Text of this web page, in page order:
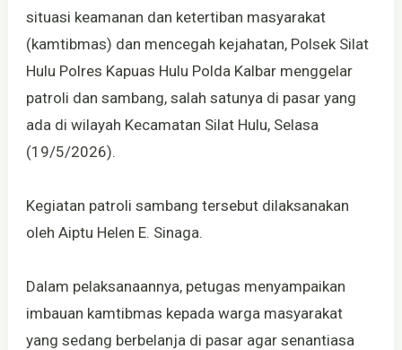
situasi keamanan dan ketertiban masyarakat
(kamtibmas) dan mencegah kejahatan, Polsek Silat
Hulu Polres Kapuas Hulu Polda Kalbar menggelar
patroli dan sambang, salah satunya di pasar yang
ada di wilayah Kecamatan Silat Hulu, Selasa
(19/5/2026).
Kegiatan patroli sambang tersebut dilaksanakan
oleh Aiptu Helen E. Sinaga.
Dalam pelaksanaannya, petugas menyampaikan
imbauan kamtibmas kepada warga masyarakat
yang sedang berbelanja di pasar agar senantiasa